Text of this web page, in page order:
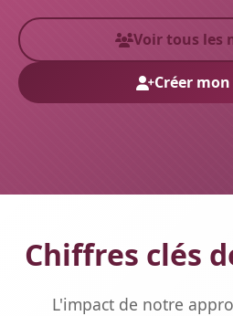
Voir tous les
Créer
Chiffres clés
L'impact de notre